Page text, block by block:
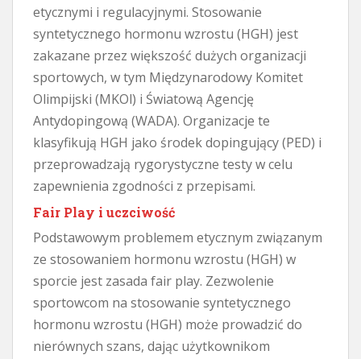
etycznymi i regulacyjnymi. Stosowanie
syntetycznego hormonu wzrostu (HGH) jest
zakazane przez większość dużych organizacji
sportowych, w tym Międzynarodowy Komitet
Olimpijski (MKOl) i Światową Agencję
Antydopingową (WADA). Organizacje te
klasyfikują HGH jako środek dopingujący (PED) i
przeprowadzają rygorystyczne testy w celu
zapewnienia zgodności z przepisami.
Fair Play i uczciwość
Podstawowym problemem etycznym związanym
ze stosowaniem hormonu wzrostu (HGH) w
sporcie jest zasada fair play. Zezwolenie
sportowcom na stosowanie syntetycznego
hormonu wzrostu (HGH) może prowadzić do
nierównych szans, dając użytkownikom